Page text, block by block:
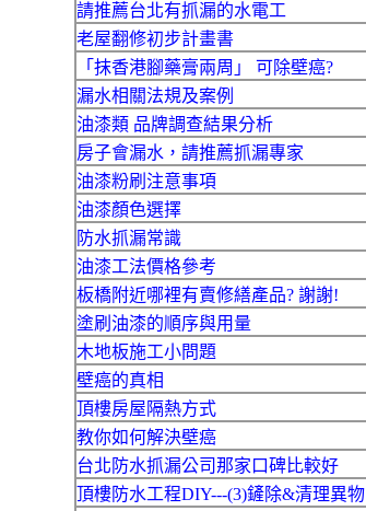
請推薦台北有抓漏的水電工
老屋翻修初步計畫書
「抹香港腳藥膏兩周」 可除壁癌?
漏水相關法規及案例
油漆類 品牌調查結果分析
房子會漏水，請推薦抓漏專家
油漆粉刷注意事項
油漆顏色選擇
防水抓漏常識
油漆工法價格參考
板橋附近哪裡有賣修繕產品? 謝謝!
塗刷油漆的順序與用量
木地板施工小問題
壁癌的真相
頂樓房屋隔熱方式
教你如何解決壁癌
台北防水抓漏公司那家口碑比較好
頂樓防水工程DIY---(3)鏟除&清理異物